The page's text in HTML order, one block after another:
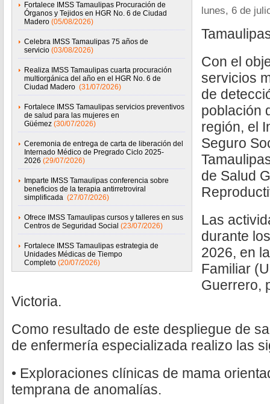
Fortalece IMSS Tamaulipas Procuración de
Órganos y Tejidos en HGR No. 6 de Ciudad
Madero (05/08/2026)
Celebra IMSS Tamaulipas 75 años de
servicio (03/08/2026)
Realiza IMSS Tamaulipas cuarta procuración
multiorgánica del año en el HGR No. 6 de
Ciudad Madero (31/07/2026)
Fortalece IMSS Tamaulipas servicios preventivos
de salud para las mujeres en
Güémez (30/07/2026)
Ceremonia de entrega de carta de liberación del
Internado Médico de Pregrado Ciclo 2025-
2026 (29/07/2026)
Imparte IMSS Tamaulipas conferencia sobre
beneficios de la terapia antirretroviral
simplificada (27/07/2026)
Ofrece IMSS Tamaulipas cursos y talleres en sus
Centros de Seguridad Social (23/07/2026)
Fortalece IMSS Tamaulipas estrategia de
Unidades Médicas de Tiempo
Completo (20/07/2026)
lunes, 6 de
Con el
servicios
de
población
región, el
Seguro
de Salud
Las
durante
2026, en
Familiar
Guerrero,
Victoria.
Como resultado de este despliegue de
de enfermería especializada realizo las
• Exploraciones clínicas de mama
temprana de anomalías.